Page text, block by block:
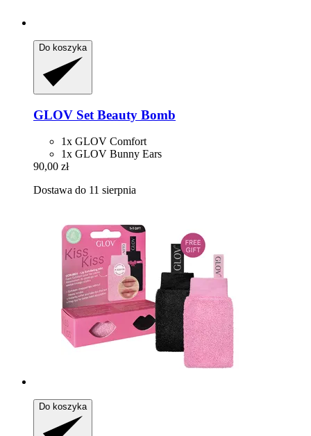
Do koszyka
GLOV Set Beauty Bomb
1x GLOV Comfort
1x GLOV Bunny Ears
90,00 zł
Dostawa do 11 sierpnia
Do koszyka